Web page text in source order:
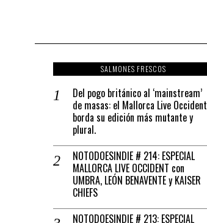
SALMONES FRESCOS
Del pogo británico al ‘mainstream’
de masas: el Mallorca Live Occident
borda su edición más mutante y
plural.
NOTODOESINDIE # 214: ESPECIAL
MALLORCA LIVE OCCIDENT con
UMBRA, LEÓN BENAVENTE y KAISER
CHIEFS
NOTODOESINDIE # 213: ESPECIAL